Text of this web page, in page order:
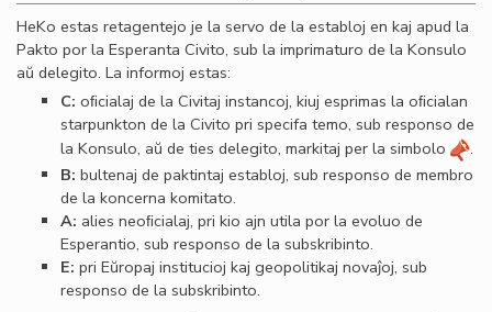
HeKo estas retagentejo je la servo de la establoj en kaj apud la
Pakto por la Esperanta Civito, sub la imprimaturo de la Konsulo
aŭ delegito. La informoj estas:
C: oﬁcialaj de la Civitaj instancoj, kiuj esprimas la oﬁcialan
starpunkton de la Civito pri specifa temo, sub responso de
la Konsulo, aŭ de ties delegito, markitaj per la simbolo
.
B: bultenaj de paktintaj establoj, sub responso de membro
de la koncerna komitato.
A: alies neoﬁcialaj, pri kio ajn utila por la evoluo de
Esperantio, sub responso de la subskribinto.
E: pri Eŭropaj institucioj kaj geopolitikaj novaĵoj, sub
responso de la subskribinto.